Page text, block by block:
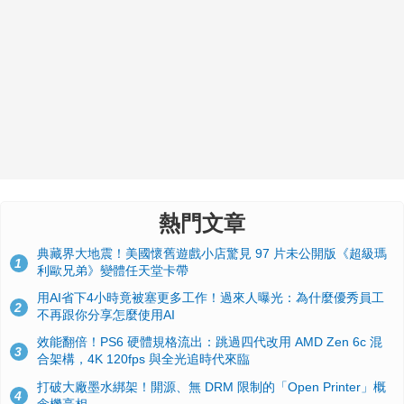
熱門文章
1
典藏界大地震！美國懷舊遊戲小店驚見 97 片未公開版《超級瑪
利歐兄弟》變體任天堂卡帶
2
用AI省下4小時竟被塞更多工作！過來人曝光：為什麼優秀員工
不再跟你分享怎麼使用AI
3
效能翻倍！PS6 硬體規格流出：跳過四代改用 AMD Zen 6c 混
合架構，4K 120fps 與全光追時代來臨
4
打破大廠墨水綁架！開源、無 DRM 限制的「Open Printer」概